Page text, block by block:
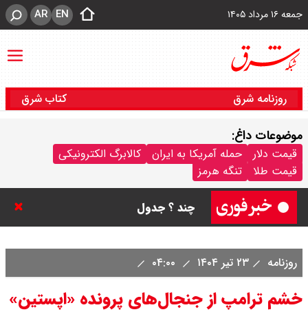
جمعه ۱۶ مرداد ۱۴۰۵ EN
AR
روزنامه شرق کتاب شرق
موضوعات داغ:
قیمت دلار حمله آمریکا به ایران
کالابرگ الکترونیکی
قیمت طلا
تنگه هرمز
چند ؟ جدول
به تنگه هرمز را کلید زدند + جزییات
روزنامه ۲۳ تیر ۱۴۰۴
خشم ترامپ از جنجال‌های پرونده «اپستین»